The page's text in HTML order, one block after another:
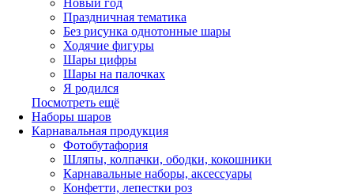
Праздничная тематика
Без рисунка однотонные шары
Ходячие фигуры
Шары цифры
Шары на палочках
Я родился
Посмотреть ещё
Наборы шаров
Карнавальная продукция
Фотобутафория
Шляпы, колпачки, ободки, кокошники
Карнавальные наборы, аксессуары
Конфетти, лепестки роз